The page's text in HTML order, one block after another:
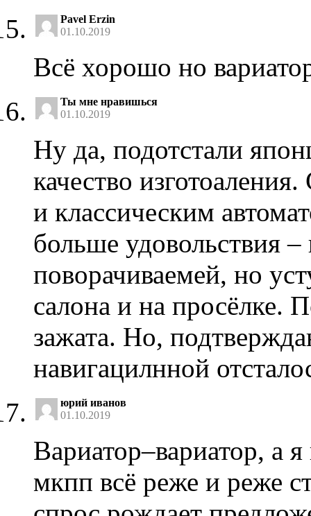
Pavel Erzin
01.10.2019
Всё хорошо но
Ты мне нравишься
01.10.2019
Ну да, подотстали
качество
и классическим
больше удовольствия
поворачиваемей, но
салона и на просёлке.
зажата. Но,
навигацилнной
юрий иванов
01.10.2019
Вариатор–вариатор, а
мкпп всё реже и реже